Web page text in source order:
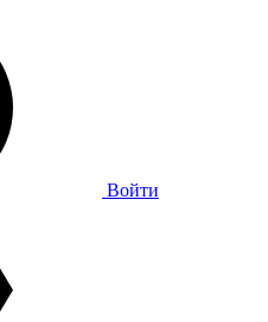
Войти